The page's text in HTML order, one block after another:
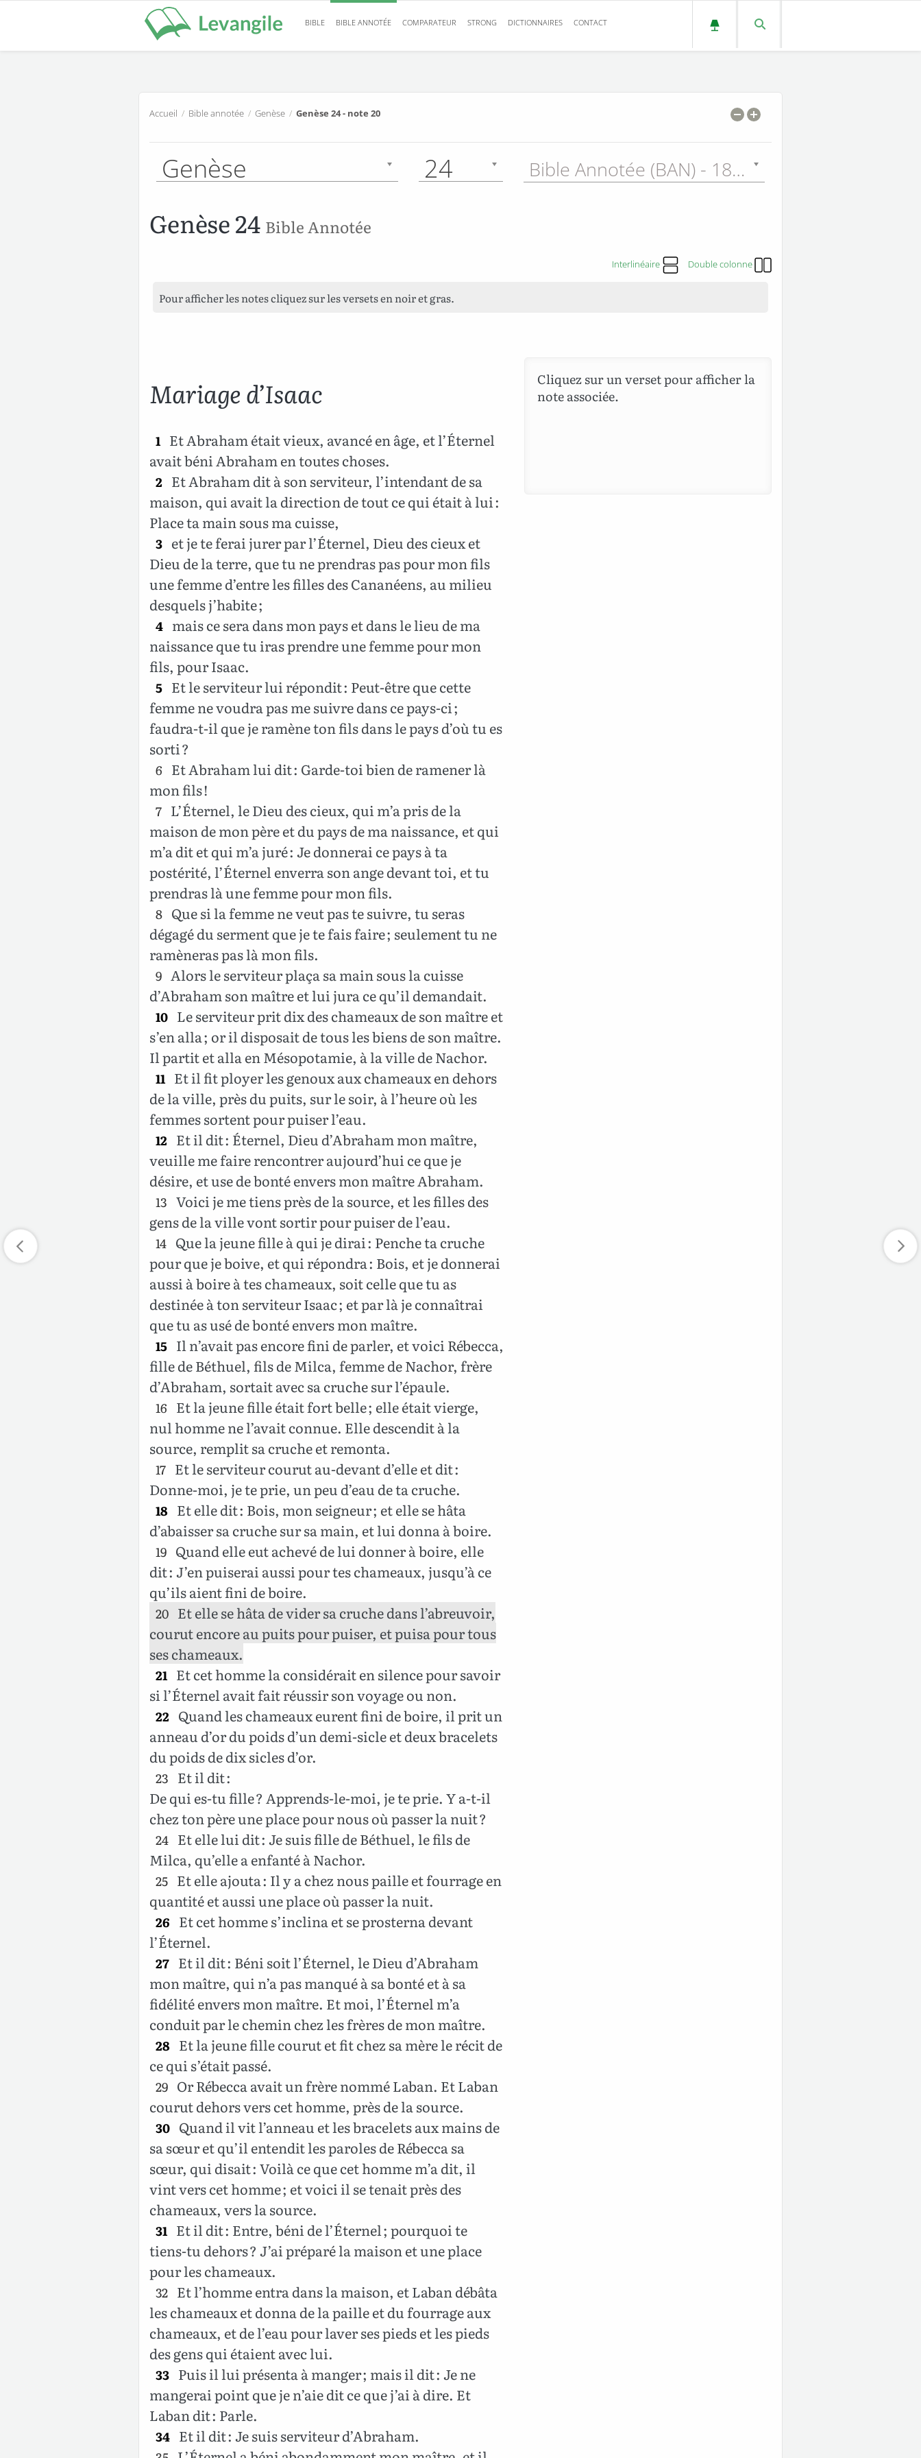
BIBLE BIBLE ANNOTÉE COMPARATEUR STRONG DICTIONNAIRES CONTACT
Accueil / Bible annotée / Genèse / Genèse 24 - note 20
Genèse 24 Bible Annotée (BAN) - 1899
Genèse 24 Bible Annotée
Interlinéaire Double colonne
Pour afficher les notes cliquez sur les versets en noir et gras.
Mariage d’Isaac
1 Et Abraham était vieux, avancé en âge, et l’Éternel
avait béni Abraham en toutes choses.
2 Et Abraham dit à son serviteur, l’intendant de sa
maison, qui avait la direction de tout ce qui était à lui :
Place ta main sous ma cuisse,
3 et je te ferai jurer par l’Éternel, Dieu des cieux et
Dieu de la terre, que tu ne prendras pas pour mon fils
une femme d’entre les filles des Cananéens, au milieu
desquels j’habite ;
4 mais ce sera dans mon pays et dans le lieu de ma
naissance que tu iras prendre une femme pour mon
fils, pour Isaac.
5 Et le serviteur lui répondit : Peut-être que cette
femme ne voudra pas me suivre dans ce pays-ci ;
faudra-t-il que je ramène ton fils dans le pays d’où tu es
sorti ?
6 Et Abraham lui dit : Garde-toi bien de ramener là
mon fils !
7 L’Éternel, le Dieu des cieux, qui m’a pris de la
maison de mon père et du pays de ma naissance, et qui
m’a dit et qui m’a juré : Je donnerai ce pays à ta
postérité, l’Éternel enverra son ange devant toi, et tu
prendras là une femme pour mon fils.
8 Que si la femme ne veut pas te suivre, tu seras
dégagé du serment que je te fais faire ; seulement tu ne
ramèneras pas là mon fils.
9 Alors le serviteur plaça sa main sous la cuisse
d’Abraham son maître et lui jura ce qu’il demandait.
10 Le serviteur prit dix des chameaux de son maître et
s’en alla ; or il disposait de tous les biens de son maître.
Il partit et alla en Mésopotamie, à la ville de Nachor.
11 Et il fit ployer les genoux aux chameaux en dehors
de la ville, près du puits, sur le soir, à l’heure où les
femmes sortent pour puiser l’eau.
12 Et il dit : Éternel, Dieu d’Abraham mon maître,
veuille me faire rencontrer aujourd’hui ce que je
désire, et use de bonté envers mon maître Abraham.
13 Voici je me tiens près de la source, et les filles des
gens de la ville vont sortir pour puiser de l’eau.
14 Que la jeune fille à qui je dirai : Penche ta cruche
pour que je boive, et qui répondra : Bois, et je donnerai
aussi à boire à tes chameaux, soit celle que tu as
destinée à ton serviteur Isaac ; et par là je connaîtrai
que tu as usé de bonté envers mon maître.
15 Il n’avait pas encore fini de parler, et voici Rébecca,
fille de Béthuel, fils de Milca, femme de Nachor, frère
d’Abraham, sortait avec sa cruche sur l’épaule.
16 Et la jeune fille était fort belle ; elle était vierge,
nul homme ne l’avait connue. Elle descendit à la
source, remplit sa cruche et remonta.
17 Et le serviteur courut au-devant d’elle et dit :
Donne-moi, je te prie, un peu d’eau de ta cruche.
18 Et elle dit : Bois, mon seigneur ; et elle se hâta
d’abaisser sa cruche sur sa main, et lui donna à boire.
19 Quand elle eut achevé de lui donner à boire, elle
dit : J’en puiserai aussi pour tes chameaux, jusqu’à ce
qu’ils aient fini de boire.
20 Et elle se hâta de vider sa cruche dans l’abreuvoir,
courut encore au puits pour puiser, et puisa pour tous
ses chameaux.
21 Et cet homme la considérait en silence pour savoir
si l’Éternel avait fait réussir son voyage ou non.
22 Quand les chameaux eurent fini de boire, il prit un
anneau d’or du poids d’un demi-sicle et deux bracelets
du poids de dix sicles d’or.
23 Et il dit :
De qui es-tu fille ? Apprends-le-moi, je te prie. Y a-t-il
chez ton père une place pour nous où passer la nuit ?
24 Et elle lui dit : Je suis fille de Béthuel, le fils de
Milca, qu’elle a enfanté à Nachor.
25 Et elle ajouta : Il y a chez nous paille et fourrage en
quantité et aussi une place où passer la nuit.
26 Et cet homme s’inclina et se prosterna devant
l’Éternel.
27 Et il dit : Béni soit l’Éternel, le Dieu d’Abraham
mon maître, qui n’a pas manqué à sa bonté et à sa
fidélité envers mon maître. Et moi, l’Éternel m’a
conduit par le chemin chez les frères de mon maître.
28 Et la jeune fille courut et fit chez sa mère le récit de
ce qui s’était passé.
29 Or Rébecca avait un frère nommé Laban. Et Laban
courut dehors vers cet homme, près de la source.
30 Quand il vit l’anneau et les bracelets aux mains de
sa sœur et qu’il entendit les paroles de Rébecca sa
sœur, qui disait : Voilà ce que cet homme m’a dit, il
vint vers cet homme ; et voici il se tenait près des
chameaux, vers la source.
31 Et il dit : Entre, béni de l’Éternel ; pourquoi te
tiens-tu dehors ? J’ai préparé la maison et une place
pour les chameaux.
32 Et l’homme entra dans la maison, et Laban débâta
les chameaux et donna de la paille et du fourrage aux
chameaux, et de l’eau pour laver ses pieds et les pieds
des gens qui étaient avec lui.
33 Puis il lui présenta à manger ; mais il dit : Je ne
mangerai point que je n’aie dit ce que j’ai à dire. Et
Laban dit : Parle.
34 Et il dit : Je suis serviteur d’Abraham.
Cliquez sur un verset pour afficher la
note associée.